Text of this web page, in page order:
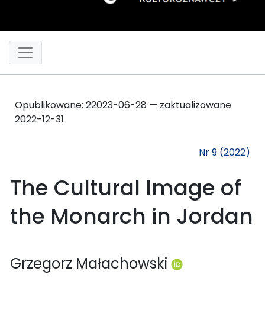
Opublikowane: 22023-06-28 — zaktualizowane
2022-12-31
Nr 9 (2022)
The Cultural Image of
the Monarch in Jordan
Grzegorz Małachowski